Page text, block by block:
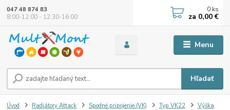
Menu
Hľadať
047 48 874 83
8:00-12:00 - 12:30-16:00
0 ks
za 0,00 €
Úvod Radiátory Attack Spodné pripojenie (VK) Typ VK22
Výška